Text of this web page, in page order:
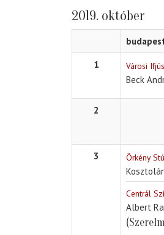
2019. október
1
Városi
Beck
2
3 Örkény
Centrál
Albert